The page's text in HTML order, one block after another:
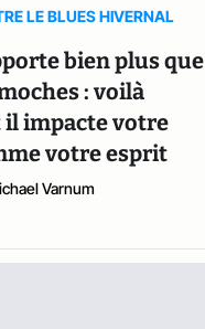
LE BLUES HIVERNAL
bien plus que
: voilà
impacte votre
votre esprit
Varnum